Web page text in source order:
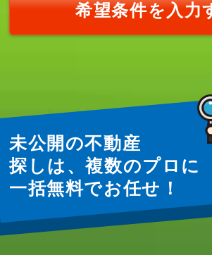
希望条件を入力
未公開の不動産
探しは、複数のプロに
一括無料でお任せ！